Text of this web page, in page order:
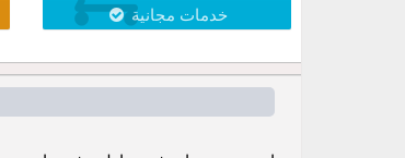
خدمات مجانية